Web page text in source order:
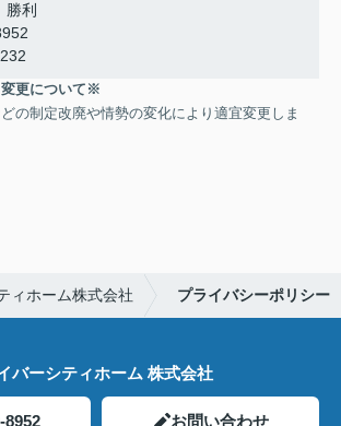
利
更について※
の制定改廃や情勢の変化により適宜変更しま
ィホーム株式会社 プライバシーポリシー
バーシティホーム 株式会社
8952 お問い合わせ